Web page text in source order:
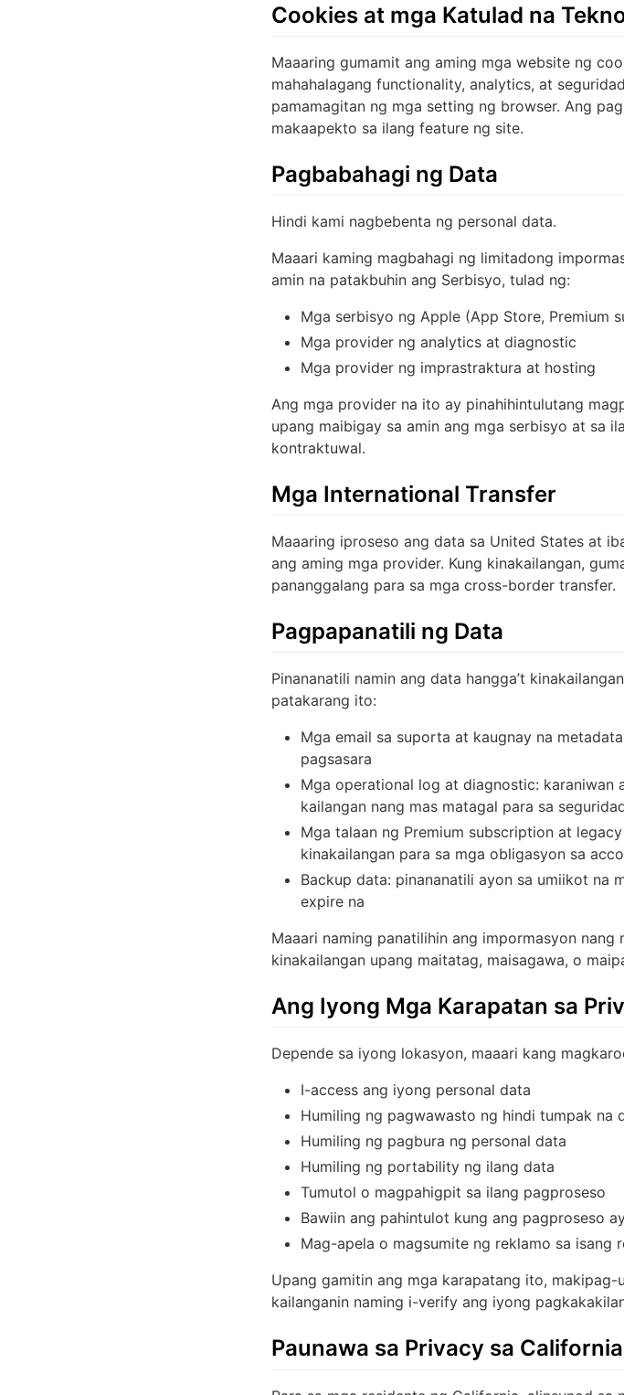
Cookies at mga Katulad na
Maaaring gumamit ang aming mga website ng
mahahalagang functionality, analytics, at
pamamagitan ng mga setting ng browser. Ang
makaapekto sa ilang feature ng site.
Pagbabahagi ng Data
Hindi kami nagbebenta ng personal data.
Maaari kaming magbahagi ng limitadong
amin na patakbuhin ang Serbisyo, tulad ng:
Mga serbisyo ng Apple (App Store, Premium
Mga provider ng analytics at diagnostic
Mga provider ng imprastraktura at hosting
Ang mga provider na ito ay pinahihintulutang
upang maibigay sa amin ang mga serbisyo at sa
kontraktuwal.
Mga International Transfer
Maaaring iproseso ang data sa United States at
ang aming mga provider. Kung kinakailangan,
pananggalang para sa mga cross-border transfer.
Pagpapanatili ng Data
Pinananatili namin ang data hangga’t
patakarang ito:
Mga email sa suporta at kaugnay na
pagsasara
Mga operational log at diagnostic: karaniwan
kailangan nang mas matagal para sa
Mga talaan ng Premium subscription at
kinakailangan para sa mga obligasyon sa
Backup data: pinananatili ayon sa umiikot na
expire na
Maaari naming panatilihin ang impormasyon
kinakailangan upang maitatag, maisagawa, o
Ang Iyong Mga Karapatan sa
Depende sa iyong lokasyon, maaari kang
I-access ang iyong personal data
Humiling ng pagwawasto ng hindi tumpak na
Humiling ng pagbura ng personal data
Humiling ng portability ng ilang data
Tumutol o magpahigpit sa ilang pagproseso
Bawiin ang pahintulot kung ang pagproseso
Mag-apela o magsumite ng reklamo sa isang
Upang gamitin ang mga karapatang ito, makipag-
kailanganin naming i-verify ang iyong
Paunawa sa Privacy sa